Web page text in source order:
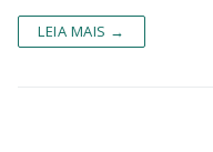
LEIA MAIS →